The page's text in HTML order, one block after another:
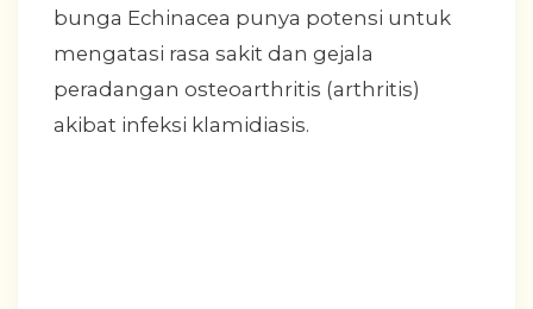
bunga Echinacea punya potensi untuk
mengatasi rasa sakit dan gejala
peradangan osteoarthritis (arthritis)
akibat infeksi klamidiasis.